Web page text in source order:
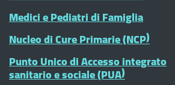
Medici e Pediatri di Famiglia
Nucleo di Cure Primarie (NCP)
Punto Unico di Accesso integrato
sanitario e sociale (PUA)